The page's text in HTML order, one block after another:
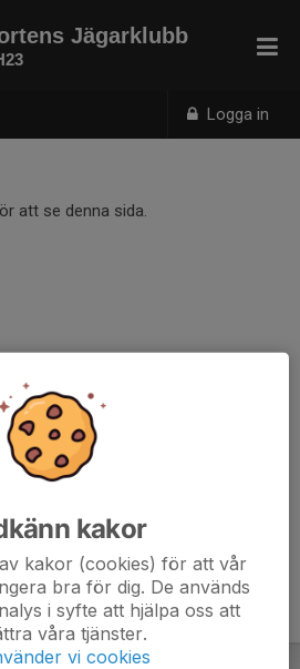
Logga in
Jägarklubb
att se denna sida.
kakor
kakor (cookies) för att vår
bra för dig. De används
i syfte att hjälpa oss att
våra tjänster.
vi cookies